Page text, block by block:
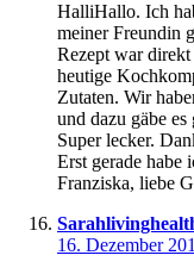
HalliHallo. Ich
meiner Freundin
Rezept war direkt
heutige
Zutaten. Wir
und dazu gäbe
Super lecker.
Erst gerade habe
Franziska, liebe
16. Dezember